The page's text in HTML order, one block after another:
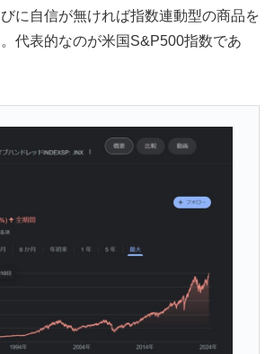
に自信が無ければ指数連動型の商品を
代表的なのが米国S&P500指数であ